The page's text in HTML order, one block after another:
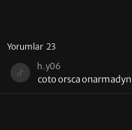
Yorumlar 23
h.y06
coto orsca